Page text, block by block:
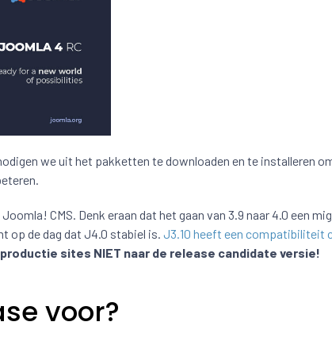
we uit het pakketten te downloaden en te installeren
CMS. Denk eraan dat het gaan van 3.9 naar 4.0 een
op de dag dat J4.0 stabiel is. J3.10 heeft een compatibiliteit
sites NIET naar de release candidate versie!
voor?